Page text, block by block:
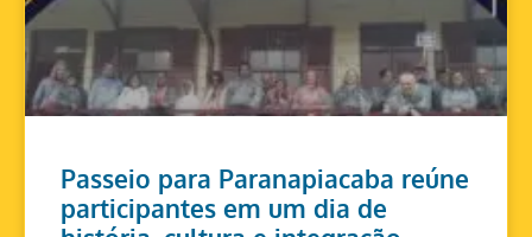
Passeio para Paranapiacaba reúne
participantes em um dia de